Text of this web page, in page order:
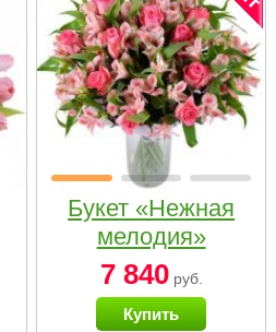
Букет «Нежная
мелодия»
7 840руб.
Купить